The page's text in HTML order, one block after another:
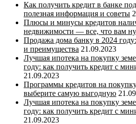
Как получить кредит в банке
полезная информация и советы
Плюсы и минусы кредитов
недвижимости — все, что вам
Продажа дома банку в 2024
и преимущества 21.09.2023
Лучшая ипотека на покупку
году: как получить кредит с
21.09.2023
Программы кредитов на
выберите самую выгодную
Лучшая ипотека на покупку
году: как получить кредит с
21.09.2023